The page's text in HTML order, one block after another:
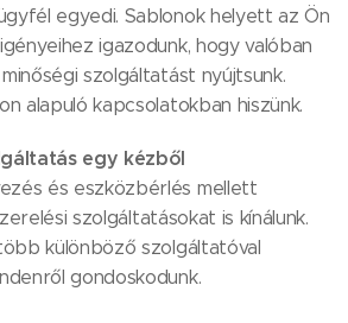
egyedi. Sablonok helyett az Ön
igazodunk, hogy valóban
szolgáltatást nyújtsunk.
alapuló kapcsolatokban hiszünk.
egy kézből
és eszközbérlés mellett
szolgáltatásokat is kínálunk.
különböző szolgáltatóval
gondoskodunk.